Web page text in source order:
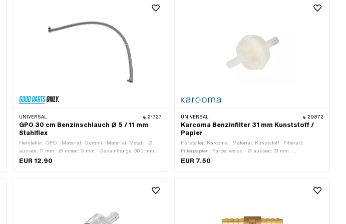
UNIVERSAL 21727
GPO 30 cm Benzinschlauch Ø 5 / 11 mm
Stahlflex
Hersteller: GPO · Material: Gummi · Material: Metall · Ø
aussen: 11 mm · Ø innen: 5 mm · Gesamtlänge: 300 mm
EUR 12.90
UNIVERSAL 29872
Karcoma Benzinfilter 31 mm Kunststoff /
Papier
Hersteller: Karcoma · Material: Kunststoff · Filterart:
Filterpapier · Farbe: weiss · Ø aussen: 31 mm ·
Gesamtlänge: 20 mm
EUR 7.50